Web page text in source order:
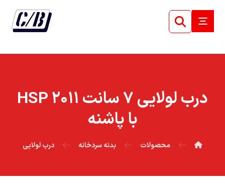
درب لولايي ۷ سانت ۲۰۱۱ HSP
با پاشنه
محصولات بدنه سردخانه درب لولایی